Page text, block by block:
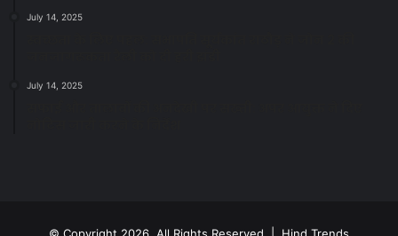
July 14, 2025
July 14, 2025
© Copyright 2026, All Rights Reserved | Hind Trends